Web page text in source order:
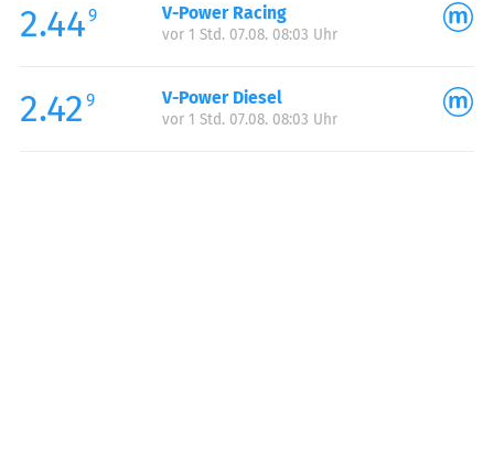
2.449 V-Power Racing
vor 1 Std. 07.08. 08:03 Uhr
2.42 9 V-Power Diesel
vor 1 Std. 07.08. 08:03 Uhr